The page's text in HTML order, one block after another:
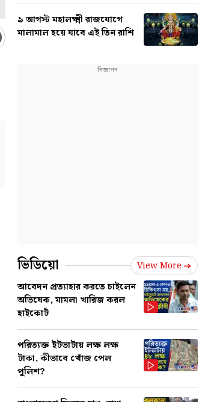
৯ আগস্ট মহালক্ষ্মী রাজযোগে
মালামাল হয়ে যাবে এই তিন রাশি
ভিডিয়ো View More
আবেদন প্রত্যাহার করতে চাইলেন
অভিষেক, মামলা খারিজ করল
হাইকোর্ট
পরিত্যক্ত ইটভাটায় লক্ষ লক্ষ
টাকা, কীভাবে খোঁজ পেল
পুলিশ?